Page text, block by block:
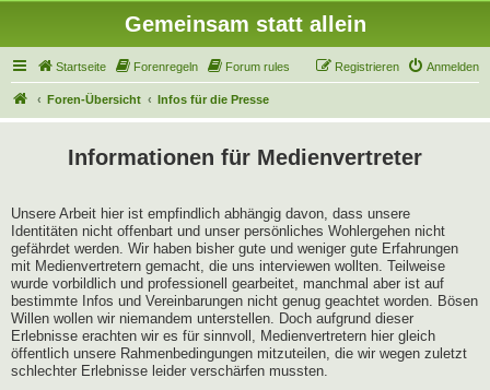
Gemeinsam statt allein
Startseite Forenregeln Forum rules Anmelden
Registrieren
Foren-Übersicht Infos für die Presse
Informationen für Medienvertreter
Unsere Arbeit hier ist empfindlich abhängig davon, dass unsere
Identitäten nicht offenbart und unser persönliches Wohlergehen nicht
gefährdet werden. Wir haben bisher gute und weniger gute Erfahrungen
mit Medienvertretern gemacht, die uns interviewen wollten. Teilweise
wurde vorbildlich und professionell gearbeitet, manchmal aber ist auf
bestimmte Infos und Vereinbarungen nicht genug geachtet worden. Bösen
Willen wollen wir niemandem unterstellen. Doch aufgrund dieser
Erlebnisse erachten wir es für sinnvoll, Medienvertretern hier gleich
öffentlich unsere Rahmenbedingungen mitzuteilen, die wir wegen zuletzt
schlechter Erlebnisse leider verschärfen mussten.